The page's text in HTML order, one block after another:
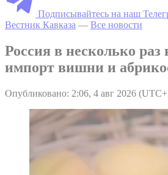
Подписывайтесь на наш
Вестник Кавказа — Все новости
Россия в несколько раз
импорт вишни и
Опубликовано: 2:06, 4 авг 2026